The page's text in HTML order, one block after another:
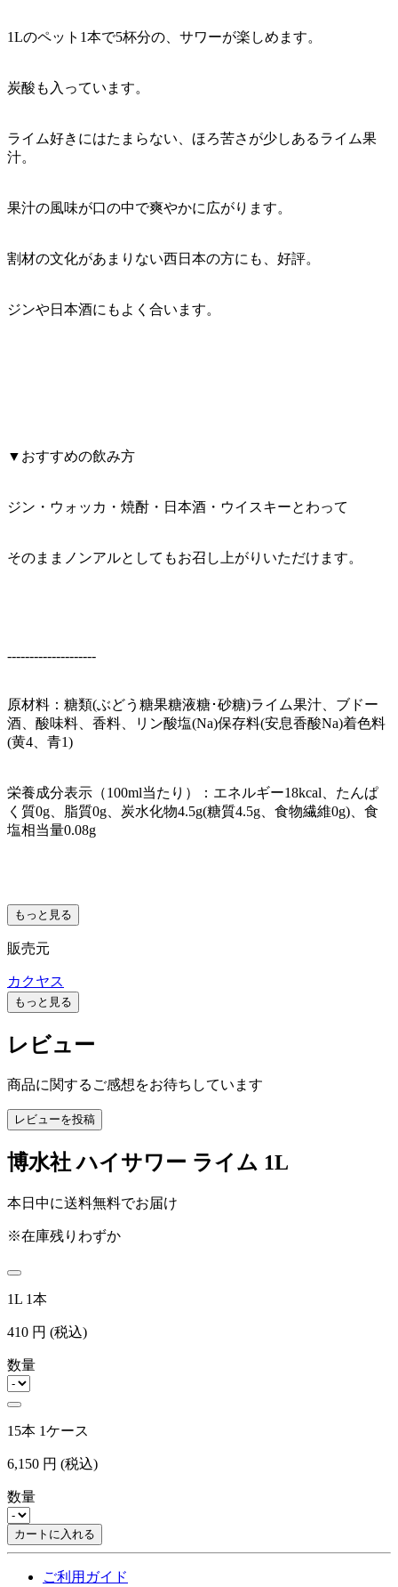
1Lのペット1本で5杯分の、サワーが楽しめます。
炭酸も入っています。
ライム好きにはたまらない、ほろ苦さが少しあるライム果
汁。
果汁の風味が口の中で爽やかに広がります。
割材の文化があまりない西日本の方にも、好評。
ジンや日本酒にもよく合います。
▼おすすめの飲み方
ジン・ウォッカ・焼酎・日本酒・ウイスキーとわって
そのままノンアルとしてもお召し上がりいただけます。
--------------------
原材料：糖類(ぶどう糖果糖液糖･砂糖)ライム果汁、ブドー
酒、酸味料、香料、リン酸塩(Na)保存料(安息香酸Na)着色料
(黄4、青1)
栄養成分表示（100ml当たり）：エネルギー18kcal、たんぱ
く質0g、脂質0g、炭水化物4.5g(糖質4.5g、食物繊維0g)、食
塩相当量0.08g
もっと見る
販売元
カクヤス
もっと見る
レビュー
商品に関するご感想をお待ちしています
レビューを投稿
博水社 ハイサワー ライム 1L
本日中に送料無料でお届け
※在庫残りわずか
1L 1本
410 円 (税込)
数量
15本 1ケース
6,150 円 (税込)
数量
カートに入れる
ご利用ガイド